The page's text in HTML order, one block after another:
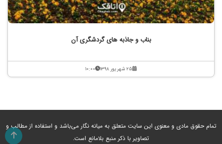
بناب و جاذبه های گردشگری آن
۲۵ شهریور ۱۳۹۸ ۱۰:۰۰
تمام حقوق مادی و معنوی این سایت متعلق به میانه نگار می‌باشد و استفاده از مطالب و
تصاویر با ذکر منبع بلامانع است.